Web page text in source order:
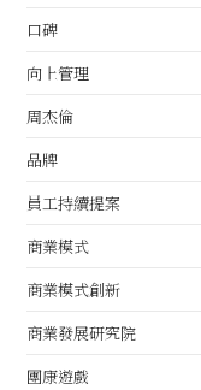
口碑
向上管理
周杰倫
品牌
員工持續提案
商業模式
商業模式創新
商業發展研究院
團康遊戲